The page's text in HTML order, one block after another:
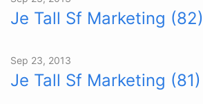
Je Tall Sf Marketing (82)
Sep 23, 2013
Je Tall Sf Marketing (81)